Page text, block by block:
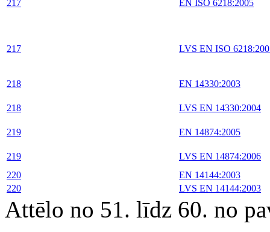
217 EN ISO 6218:2005
217 LVS EN ISO
218 EN 14330:2003
218 LVS EN 14330:2004
219 EN 14874:2005
219
LVS EN 14874:2006
220
EN 14144:2003
220
LVS EN 14144:2003
Attēlo no 51. līdz 60. no